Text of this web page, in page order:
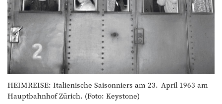
HEIMREISE: Italienische Saisonniers am 23. April 1963 am
Hauptbahnhof Zürich. (Foto: Keystone)